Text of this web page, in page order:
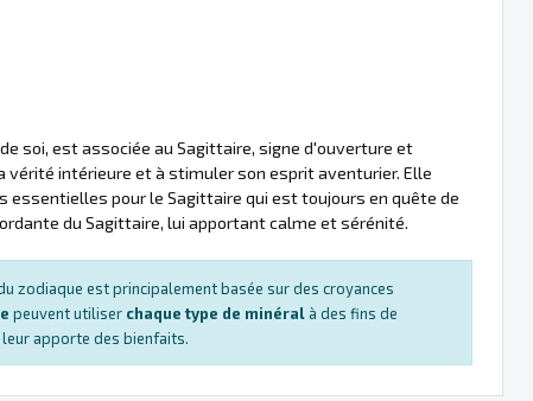
soi, est associée au Sagittaire, signe d'ouverture et
vérité intérieure et à stimuler son esprit aventurier. Elle
pour le Sagittaire qui est toujours en quête de
du Sagittaire, lui apportant calme et sérénité.
zodiaque est principalement basée sur des croyances
peuvent utiliser chaque type de minéralà des fins de
apporte des bienfaits.